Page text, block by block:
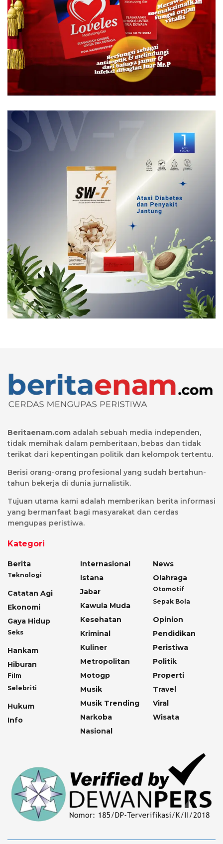
Beritaenam.com adalah sebuah media independen,
tidak memihak dalam pemberitaan, bebas dan tidak
terikat dari kepentingan politik dan kelompok tertentu.
Berisi orang-orang profesional yang sudah bertahun-
tahun bekerja di dunia jurnalistik.
Tujuan utama kami adalah memberikan berita informasi
yang bermanfaat bagi masyarakat dan cerdas
mengupas peristiwa.
Kategori
Berita
Teknologi
Catatan Agi
Ekonomi
Gaya Hidup
Seks
Hankam
Hiburan
Film
Selebriti
Hukum
Info
Internasional
Istana
Jabar
Kawula Muda
Kesehatan
Kriminal
Kuliner
Metropolitan
Motogp
Musik
Musik Trending
Narkoba
Nasional
News
Olahraga
Otomotif
Sepak Bola
Opinion
Pendidikan
Peristiwa
Politik
Properti
Travel
Viral
Wisata